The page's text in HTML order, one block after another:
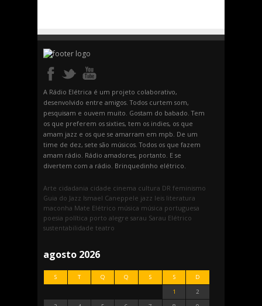
A Rádio Elétrica é um projeto colaborativo,
desenvolvido entre amigos. Todos curtem som,
pesquisam e ouvem muito. Gostam do babado. Tem
os que preferem os sixties, tem os indies, os que
amam jazz e os que se amarram em mpb. De um
time de dez, sete são músicos. Todos os que fazem
amam rádio. Rádio amadores, portanto. E se
divertem com a rádio. Brinquedinho elétrico.
Arte cidadania cidade cinema cultura DR feminismo
Guia do Jazz Ismael Caneppele jazz leis literatura
maconha Mate Elétrico música música portuguesa
poesia política porto alegre sarau Sarau Elétrico
sustentabilidade teatro
agosto 2026
S T Q Q S S
D
1
2